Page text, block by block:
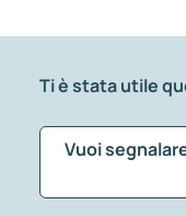
Ti è stata utile
Vuoi